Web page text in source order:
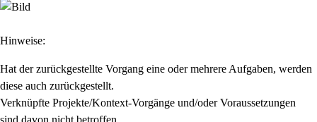
Hinweise:
Hat der zurückgestellte Vorgang eine oder mehrere Aufgaben, werden
diese auch zurückgestellt.
Verknüpfte Projekte/Kontext-Vorgänge und/oder Voraussetzungen